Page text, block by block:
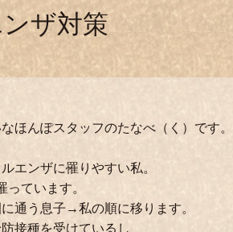
ザ対策
ほんぽスタッフのたなべ（く）です。
エンザに罹りやすい私。
っています。
通う息子→私の順に移ります。
接種を受けているし、